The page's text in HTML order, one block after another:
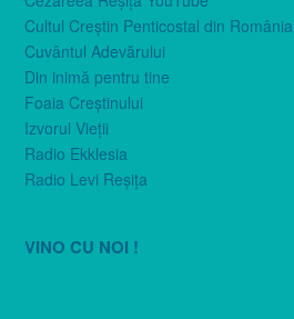
Cultul Creştin Penticostal din România
Cuvântul Adevărului
Din inimă pentru tine
Foaia Creştinului
Izvorul Vieţii
Radio Ekklesia
Radio Levi Reşiţa
VINO CU NOI !